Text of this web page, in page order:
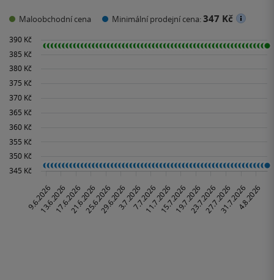
Maloobchodní cena Minimální prodejní cena:347 Kč